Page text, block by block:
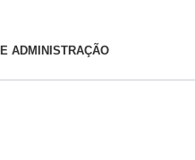
ADMINISTRAÇÃO